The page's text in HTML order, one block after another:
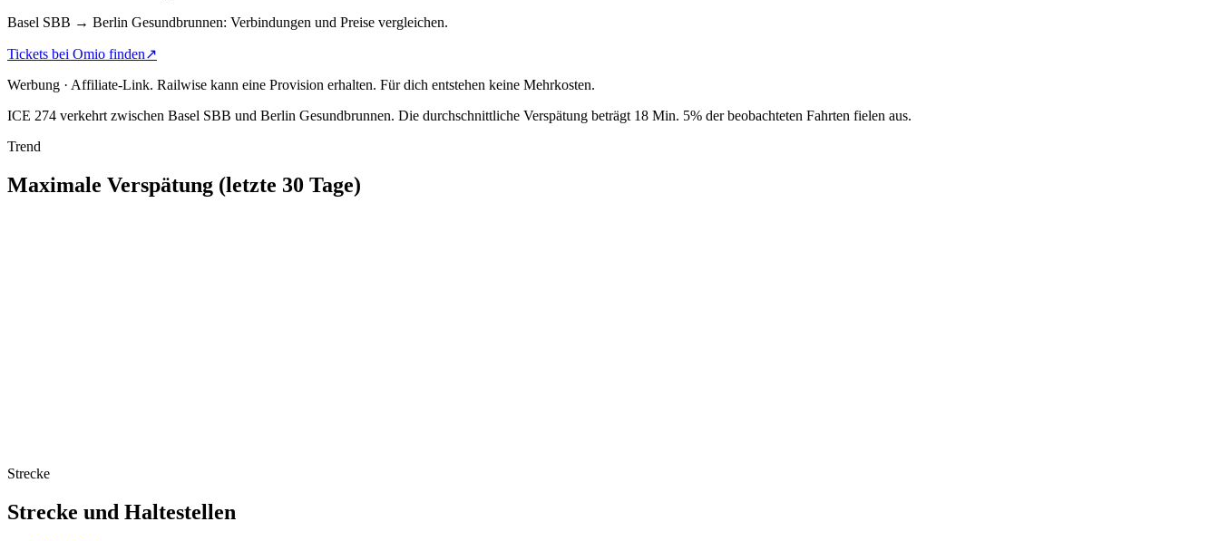
Basel SBB → Berlin Gesundbrunnen: Verbindungen und Preise vergleichen.
Tickets bei Omio finden↗
Werbung · Affiliate-Link. Railwise kann eine Provision erhalten. Für dich entstehen keine Mehrkosten.
ICE 274 verkehrt zwischen Basel SBB und Berlin Gesundbrunnen. Die durchschnittliche Verspätung beträgt 18 Min. 5% der beobachteten Fahrten fielen aus.
Trend
Maximale Verspätung (letzte 30 Tage)
Strecke
Strecke und Haltestellen